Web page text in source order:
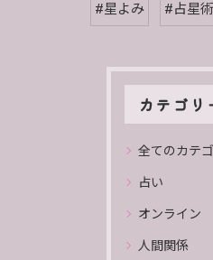
#星よみ #占星術
カテゴリ
全てのカテ
占い
オンライン
人間関係